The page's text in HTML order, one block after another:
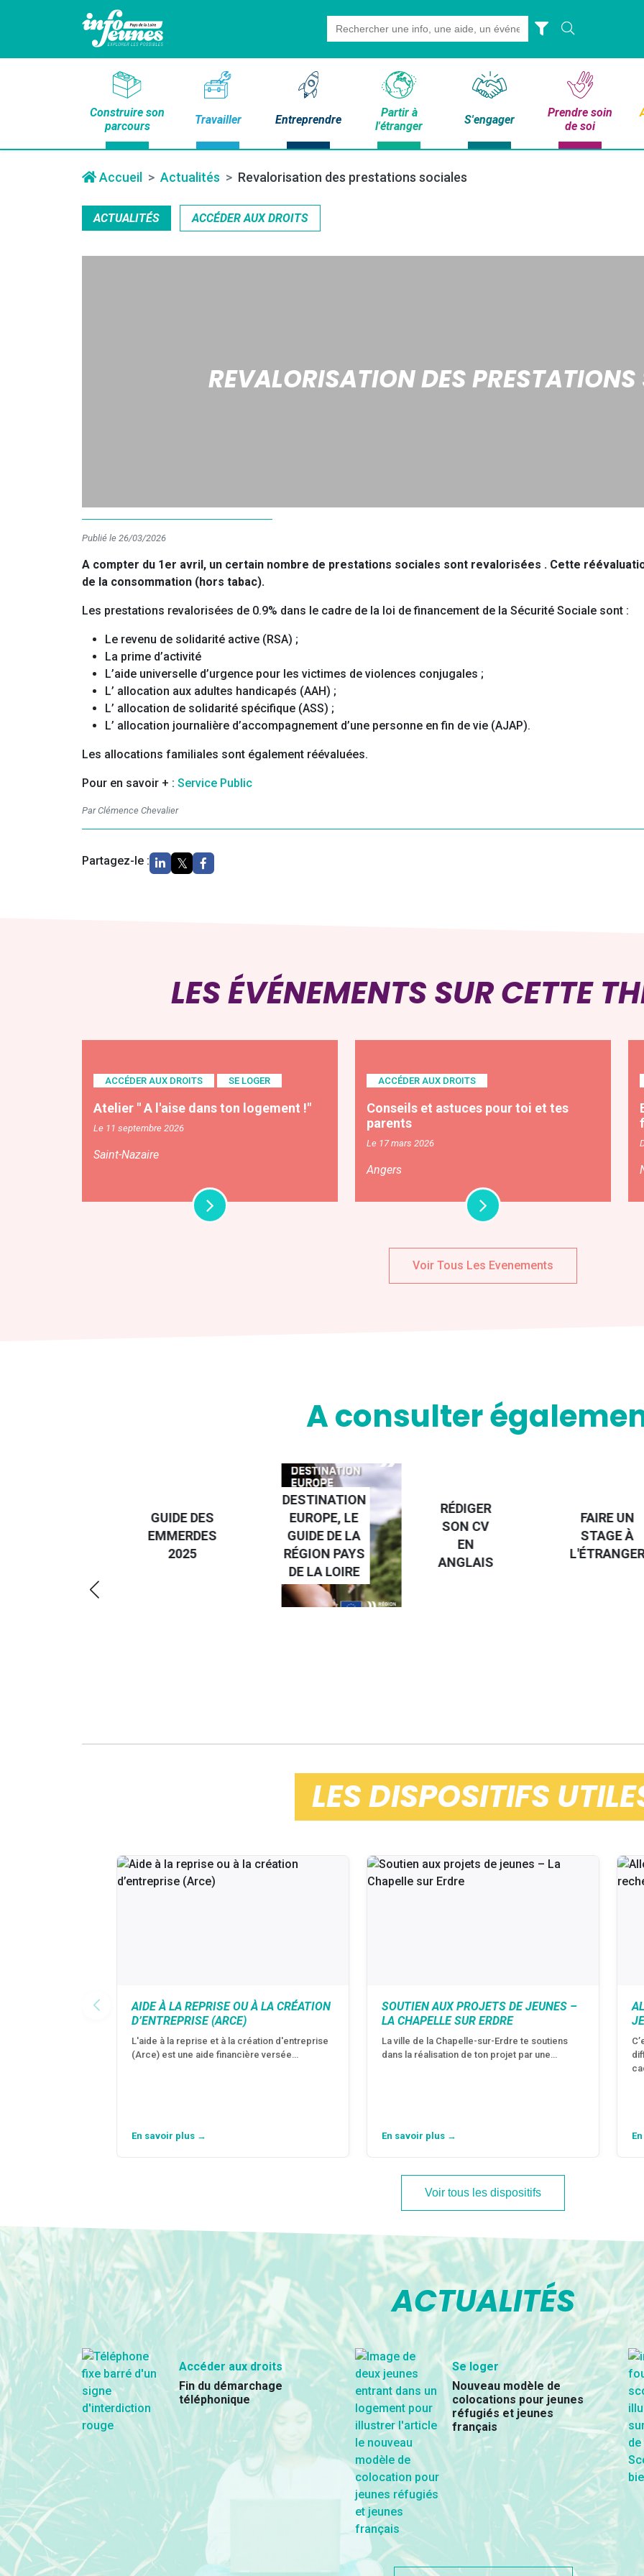
Search
for:
Construire son
parcours
Travailler Entreprendre
Partir à
l'étranger
S'engager
Prendre soin
de soi
Accueil Actualités Revalorisation des prestations sociales
ACTUALITÉS ACCÉDER AUX DROITS
REVALORISATION DES
Publié le 26/03/2026
A compter du 1er avril, un certain nombre de prestations sociales sont revalorisées . Cette
de la consommation (hors tabac).
Les prestations revalorisées de 0.9% dans le cadre de la loi de financement de la Sécurité Sociale sont :
Le revenu de solidarité active (RSA) ;
La prime d’activité
L’aide universelle d’urgence pour les victimes de violences conjugales ;
L’ allocation aux adultes handicapés (AAH) ;
L’ allocation de solidarité spécifique (ASS) ;
L’ allocation journalière d’accompagnement d’une personne en fin de vie (AJAP).
Les allocations familiales sont également réévaluées.
Pour en savoir + : Service Public
Par Clémence Chevalier
Partagez-le :
LES ÉVÉNEMENTS SUR CETTE
ACCÉDER AUX DROITS SE LOGER
Atelier " A l'aise dans ton logement !"
Le 11 septembre 2026
Saint-Nazaire
ACCÉDER AUX DROITS
Conseils et astuces pour toi et tes
parents
Le 17 mars 2026
Angers
Voir Tous Les Evenements
A consulter
GUIDE DES
EMMERDES
2025
DESTINATION
EUROPE, LE
GUIDE DE LA
RÉGION PAYS
DE LA LOIRE
RÉDIGER
SON CV
EN
ANGLAIS
FAIRE UN
STAGE À
LES DISPOSITIFS
AIDE À LA REPRISE OU À LA CRÉATION
D’ENTREPRISE (ARCE)
L'aide à la reprise et à la création d'entreprise
(Arce) est une aide financière versée…
En savoir plus →
SOUTIEN AUX PROJETS DE JEUNES –
LA CHAPELLE SUR ERDRE
La ville de la Chapelle-sur-Erdre te soutiens
dans la réalisation de ton projet par une…
En savoir plus →
Voir tous les dispositifs
ACTUALITÉS
Accéder aux droits
Fin du démarchage
téléphonique
Se loger
Nouveau modèle de
colocations pour jeunes
réfugiés et jeunes
français